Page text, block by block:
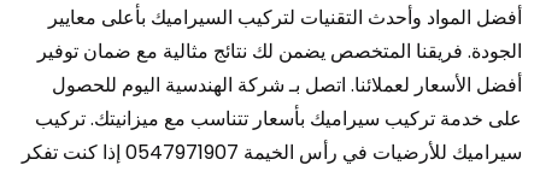
أفضل المواد وأحدث التقنيات لتركيب السيراميك بأعلى معايير
الجودة. فريقنا المتخصص يضمن لك نتائج مثالية مع ضمان توفير
أفضل الأسعار لعملائنا. اتصل بـ شركة الهندسية اليوم للحصول
على خدمة تركيب سيراميك بأسعار تتناسب مع ميزانيتك. تركيب
سيراميك للأرضيات في رأس الخيمة 0547971907 إذا كنت تفكر